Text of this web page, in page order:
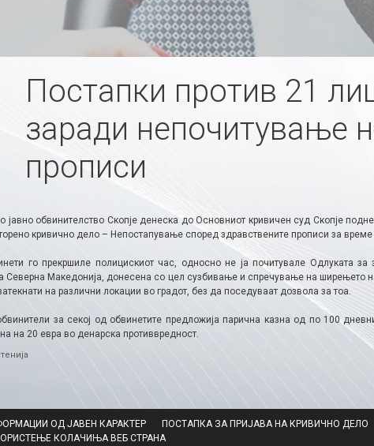
Постапки против 21
заради непочитување
прописи
јавно обвинителство Скопје денеска до Основниот кривичен суд Скопје
кривично дело – Непостапување според здравствените прописи за
го прекршиле полицискиот час, односно не ја почитувале Одлуката
Северна Македонија, донесена со цел сузбивање и спречување на ширењето
на различни локации во градот, без да поседуваат дозвола за тоа.
за секој од обвинетите предложија парична казна од по 100
на 20 евра во денарска противвредност.
ОД ЈАВЕН КАРАКТЕР ПОСТАПКА ЗА ПРИЈАВА НА КРИВИЧНО ДЕЛО
КОЛАЧИЊА ВЕБ СТРАНА